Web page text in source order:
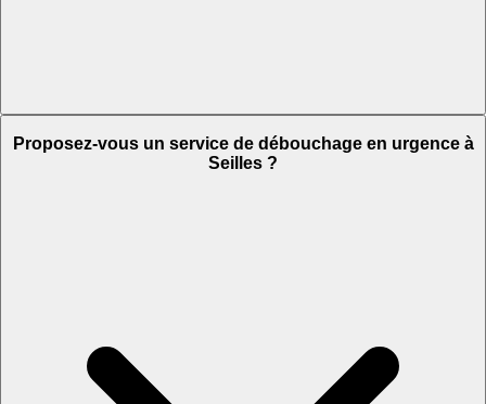
Proposez-vous un service de débouchage en urgence à
Seilles ?